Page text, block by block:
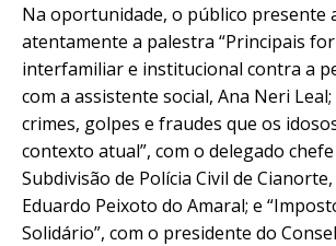
Na oportunidade, o público presente
atentamente a palestra “Principais
interfamiliar e institucional contra a
com a assistente social, Ana Neri Leal;
crimes, golpes e fraudes que os
contexto atual”, com o delegado chefe
Subdivisão de Polícia Civil de Cianorte,
Eduardo Peixoto do Amaral; e
Solidário”, com o presidente do